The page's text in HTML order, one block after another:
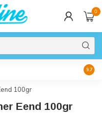
0
9.7
100gr
Eend 100gr